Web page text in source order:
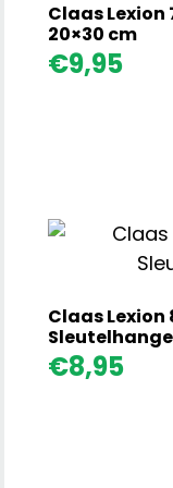
Claas
20×30 cm
€9,95
Claas
€8,95